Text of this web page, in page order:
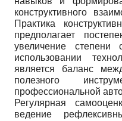
конструктивного
Практика
предполагает
увеличение степени
использовании
является баланс
полезного
профессиональной
Регулярная
ведение